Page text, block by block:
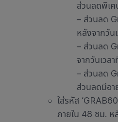
ส่วนลดพิเศ
– ส่วนลด
หลังจากวัน
– ส่วนลด
จากวันเวลา
– ส่วนลด
ส่วนลดมีอา
ใส่รหัส
ภายใน 48 ชม. ห